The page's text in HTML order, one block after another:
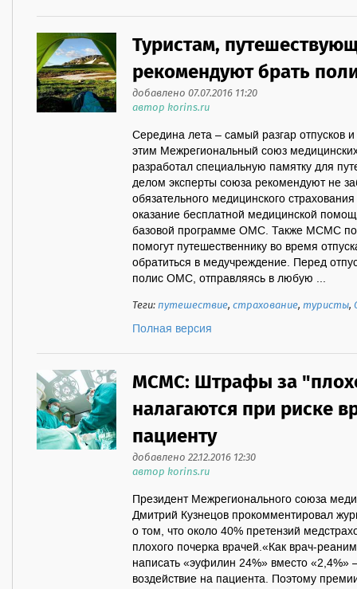
Туристам,
рекомендуют брать
добавлено 07.07.2016 11:20
автор korins.ru
Середина лета – самый разгар отпусков
этим Межрегиональный союз
разработал специальную памятку для
делом эксперты союза рекомендуют не
обязательного медицинского
оказание бесплатной медицинской
базовой программе ОМС. Также МСМС
помогут путешественнику во время
обратиться в медучреждение. Перед
полис ОМС, отправляясь в любую ...
Теги:путешествие,страхование,туристы,
Полная версия
МСМС: Штрафы за
налагаются при риске
пациенту
добавлено 22.12.2016 12:30
автор korins.ru
Президент Межрегионального союза
Дмитрий Кузнецов прокомментировал
о том, что около 40% претензий
плохого почерка врачей.«Как врач-
написать «эуфилин 24%» вместо «2,4%»
воздействие на пациента. Поэтому